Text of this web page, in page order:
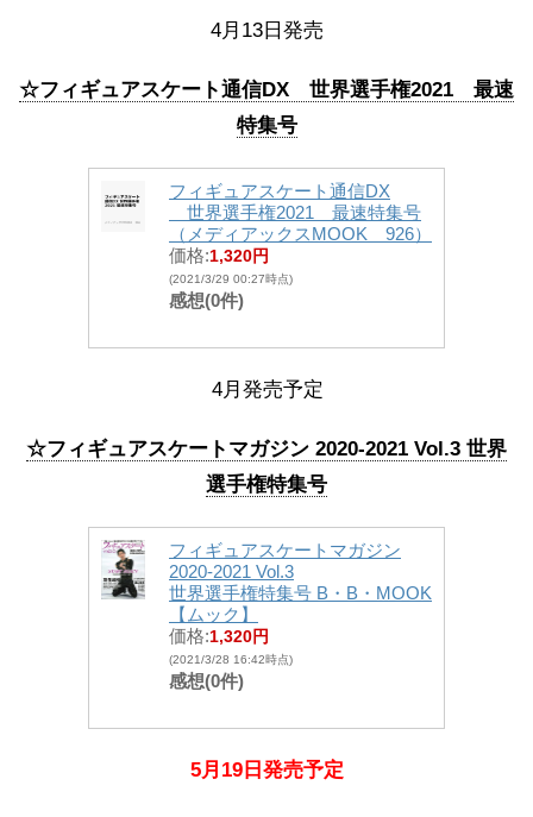
4月13日発売
☆フィギュアスケート通信DX 世界選手権2021 最速
特集号
フィギュアスケート通信DX
世界選手権2021 最速特集号
（メディアックスMOOK 926）
価格:1,320円
(2021/3/29 00:27時点)
感想(0件)
4月発売予定
☆フィギュアスケートマガジン 2020-2021 Vol.3 世界
選手権特集号
フィギュアスケートマガジン
2020-2021 Vol.3
世界選手権特集号 B・B・MOOK
【ムック】
価格:1,320円
(2021/3/28 16:42時点)
感想(0件)
5月19日発売予定